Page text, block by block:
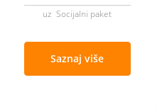
uz Socijalni paket
Saznaj više